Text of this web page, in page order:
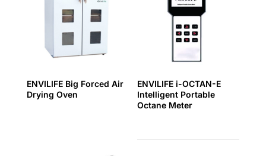
ENVILIFE Big Forced Air
Drying Oven
ENVILIFE i-OCTAN-E
Intelligent Portable
Octane Meter